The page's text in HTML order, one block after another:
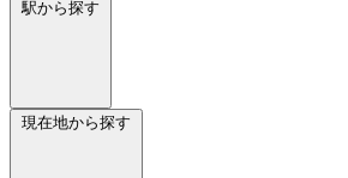
駅から探す
現在地から探す